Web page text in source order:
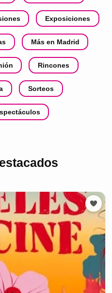
Exposiciones
Más en Madrid
Rincones
Sorteos